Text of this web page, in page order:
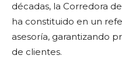
décadas, la Corredora
ha constituido en un
asesoría, garantizando
de clientes.